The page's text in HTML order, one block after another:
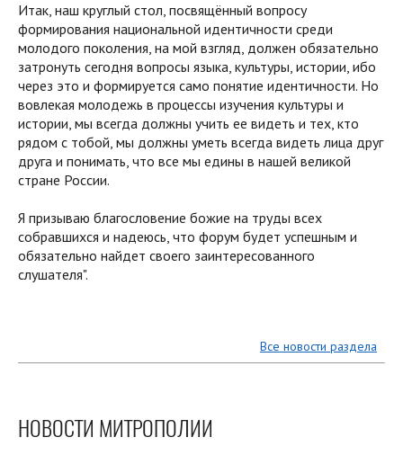
Итак, наш круглый стол, посвящённый вопросу
формирования национальной идентичности среди
молодого поколения, на мой взгляд, должен обязательно
затронуть сегодня вопросы языка, культуры, истории, ибо
через это и формируется само понятие идентичности. Но
вовлекая молодежь в процессы изучения культуры и
истории, мы всегда должны учить ее видеть и тех, кто
рядом с тобой, мы должны уметь всегда видеть лица друг
друга и понимать, что все мы едины в нашей великой
стране России.
Я призываю благословение божие на труды всех
собравшихся и надеюсь, что форум будет успешным и
обязательно найдет своего заинтересованного
слушателя".
Все новости раздела
НОВОСТИ МИТРОПОЛИИ